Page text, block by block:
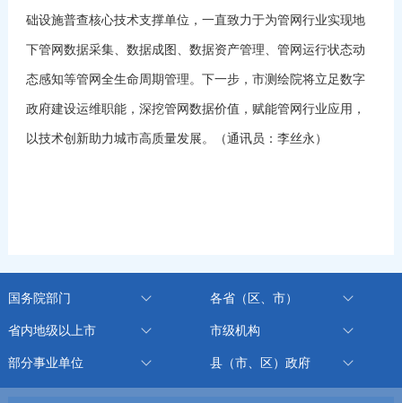
础设施普查核心技术支撑单位，一直致力于为管网行业实现地
下管网数据采集、数据成图、数据资产管理、管网运行状态动
态感知等管网全生命周期管理。下一步，市测绘院将立足数字
政府建设运维职能，深挖管网数据价值，赋能管网行业应用，
以技术创新助力城市高质量发展。（通讯员：李丝永）
国务院部门 各省（区、市）
省内地级以上市 市级机构
部分事业单位 县（市、区）政府